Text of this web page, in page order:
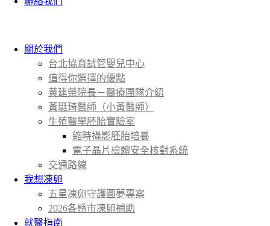
關於我們
台北協育試管嬰兒中心
值得你選擇的優點
黃建榮院長－醫療團隊介紹
黃珽琦醫師（小黃醫師）
生殖醫學胚胎實驗室
縮時攝影胚胎培養
電子晶片檢體安全核對系統
交通路線
我想凍卵
五星凍卵守護圓夢專案
2026各縣市凍卵補助
就醫指南